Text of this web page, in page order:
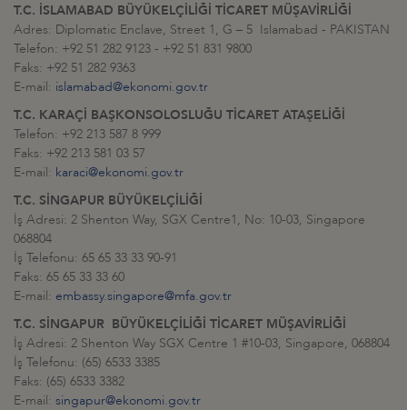
T.C. İSLAMABAD BÜYÜKELÇİLİĞİ TİCARET MÜŞAVİRLİĞİ
Adres: Diplomatic Enclave, Street 1, G – 5 Islamabad - PAKISTAN
Telefon: +92 51 282 9123 - +92 51 831 9800
Faks: +92 51 282 9363
E-mail: islamabad@ekonomi.gov.tr
T.C. KARAÇİ BAŞKONSOLOSLUĞU TİCARET ATAŞELİĞİ
Telefon: +92 213 587 8 999
Faks: +92 213 581 03 57
E-mail: karaci@ekonomi.gov.tr
T.C. SİNGAPUR BÜYÜKELÇİLİĞİ
İş Adresi: 2 Shenton Way, SGX Centre1, No: 10-03, Singapore
068804
İş Telefonu: 65 65 33 33 90-91
Faks: 65 65 33 33 60
E-mail: embassy.singapore@mfa.gov.tr
T.C. SİNGAPUR BÜYÜKELÇİLİĞİ TİCARET MÜŞAVİRLİĞİ
İş Adresi: 2 Shenton Way SGX Centre 1 #10-03, Singapore, 068804
İş Telefonu: (65) 6533 3385
Faks: (65) 6533 3382
E-mail: singapur@ekonomi.gov.tr